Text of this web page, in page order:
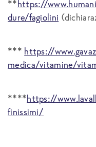
**https://
dure/fagiolini
*** https://
medica/vitamine/
****https://
finissimi/